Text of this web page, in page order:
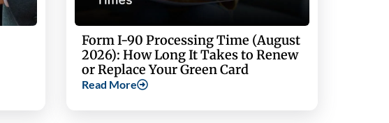
Form I-90 Processing Time (August
2026): How Long It Takes to Renew
or Replace Your Green Card
Read More